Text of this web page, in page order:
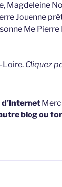
Magdeleine
Jouenne
Me Pierre
Loire. Cliquez
blog ou